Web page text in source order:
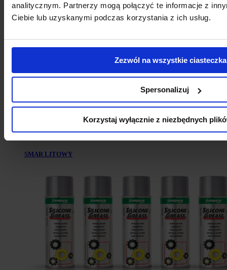
analitycznym. Partnerzy mogą połączyć te informacje z
Ciebie lub uzyskanymi podczas korzystania z ich usług.
Zezwól na wszystkie ciasteczka
Spersonalizuj
Korzystaj wyłącznie z niezbędnych
SMAR MoS2
SMAR LITOWY